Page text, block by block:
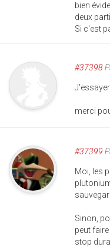
bien
deux
Si c'est
#37398
merci
#37399
Moi, les
Sinon,
peut
stop